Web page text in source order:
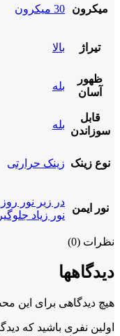
میکرون 30 میکرون
تیراژ بالا
ظهور
آسان
بله
قابل
سوزاندن
بله
نوع زینک زینک حرارتی
نور ایمن
در زیر نور روز
نور زیاد
نظرات (0)
دیدگاهها
هیچ دیدگاهی برای این
اولین نفری باشید که